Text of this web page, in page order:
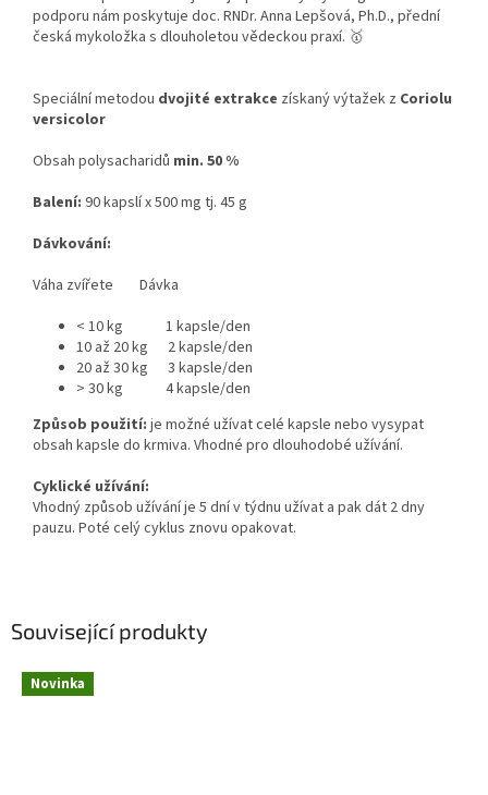
Související produkty
Novinka
podporu nám poskytuje doc. RNDr. Anna Lepšová, Ph.D., přední
česká mykoložka s dlouholetou vědeckou praxí. 🥇
Speciální metodou dvojité extrakce získaný výtažek z Coriolu
versicolor
Obsah polysacharidů min. 50 %
Balení: 90 kapslí x 500 mg tj. 45 g
Dávkování:
Váha zvířete Dávka
< 10 kg 1 kapsle/den
10 až 20 kg 2 kapsle/den
20 až 30 kg 3 kapsle/den
> 30 kg 4 kapsle/den
Způsob použití: je možné užívat celé kapsle nebo vysypat
obsah kapsle do krmiva. Vhodné pro dlouhodobé užívání.
Cyklické užívání:
Vhodný způsob užívání je 5 dní v týdnu užívat a pak dát 2 dny
pauzu. Poté celý cyklus znovu opakovat.